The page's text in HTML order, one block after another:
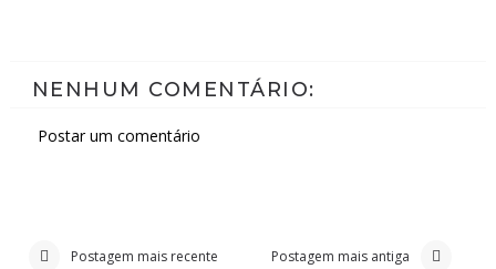
NENHUM COMENTÁRIO:
Postar um comentário
Postagem mais recente Postagem mais antiga